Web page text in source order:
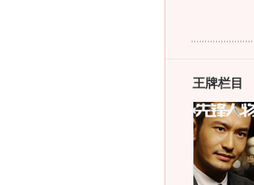
王牌栏目